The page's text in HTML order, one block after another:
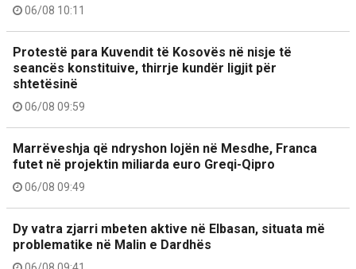
06/08 10:11
Protestë para Kuvendit të Kosovës në nisje të
seancës konstituive, thirrje kundër ligjit për
shtetësinë
06/08 09:59
Marrëveshja që ndryshon lojën në Mesdhe, Franca
futet në projektin miliarda euro Greqi-Qipro
06/08 09:49
Dy vatra zjarri mbeten aktive në Elbasan, situata më
problematike në Malin e Dardhës